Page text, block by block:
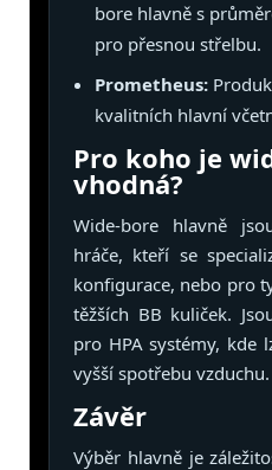
bore hlavně s
pro přesnou střelbu.
Prometheus:
kvalitních hlavní
Pro koho je
vhodná?
Wide-bore hlavně
hráče, kteří se
konfigurace, nebo pro
těžších BB kuliček.
pro HPA systémy, kde
vyšší spotřebu vzduchu.
Závěr
Výběr hlavně je